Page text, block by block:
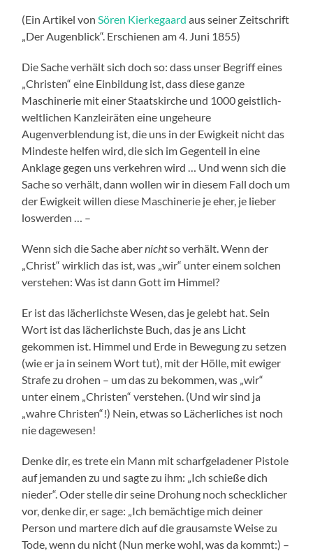
(Ein Artikel von Sören Kierkegaard aus seiner Zeitschrift
„Der Augenblick“. Erschienen am 4. Juni 1855)
Die Sache verhält sich doch so: dass unser Begriff eines
„Christen“ eine Einbildung ist, dass diese ganze
Maschinerie mit einer Staatskirche und 1000 geistlich-
weltlichen Kanzleiräten eine ungeheure
Augenverblendung ist, die uns in der Ewigkeit nicht das
Mindeste helfen wird, die sich im Gegenteil in eine
Anklage gegen uns verkehren wird … Und wenn sich die
Sache so verhält, dann wollen wir in diesem Fall doch um
der Ewigkeit willen diese Maschinerie je eher, je lieber
loswerden … –
Wenn sich die Sache abernichtso verhält. Wenn der
„Christ“ wirklich das ist, was „wir“ unter einem solchen
verstehen: Was ist dann Gott im Himmel?
Er ist das lächerlichste Wesen, das je gelebt hat. Sein
Wort ist das lächerlichste Buch, das je ans Licht
gekommen ist. Himmel und Erde in Bewegung zu setzen
(wie er ja in seinem Wort tut), mit der Hölle, mit ewiger
Strafe zu drohen – um das zu bekommen, was „wir“
unter einem „Christen“ verstehen. (Und wir sind ja
„wahre Christen“!) Nein, etwas so Lächerliches ist noch
nie dagewesen!
Denke dir, es trete ein Mann mit scharfgeladener Pistole
auf jemanden zu und sagte zu ihm: „Ich schieße dich
nieder“. Oder stelle dir seine Drohung noch schecklicher
vor, denke dir, er sage: „Ich bemächtige mich deiner
Person und martere dich auf die grausamste Weise zu
Tode, wenn du nicht (Nun merke wohl, was da kommt:) –